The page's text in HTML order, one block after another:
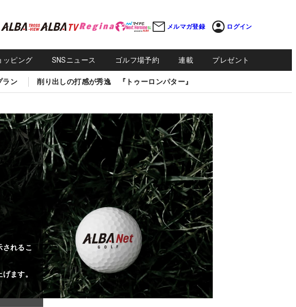
メルマガ登録 ログイン
ッピング SNSニュース ゴルフ場予約 連載 プレゼント
ラン 削り出しの打感が秀逸 『トゥーロンパター』
れるこ
ます。